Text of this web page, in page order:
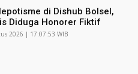
di Dishub Bolsel,
Diduga Honorer Fiktif
2026 | 17:07:53 WIB